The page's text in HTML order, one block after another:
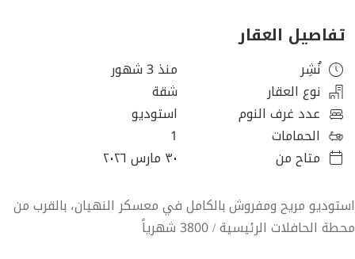
تفاصيل العقار
نُشِر
منذ 3 شهور
نوع العقار
شقة
عدد غرف النوم
استوديو
الحمامات
1
متاح من
٣٠ مارس ٢٠٢٦
استوديو مريح ومفروش بالكامل في معسكر النهيان، بالقرب من
محطة الحافلات الرئيسية / 3800 شهرياً